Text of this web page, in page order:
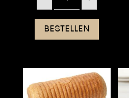
aantal
BESTELLEN